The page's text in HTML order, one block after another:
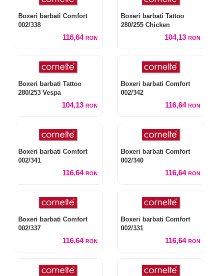
Boxeri barbati Comfort
002/338
116,64 RON
Boxeri barbati Tattoo
280/255 Chicken
104,13 RON
Boxeri barbati Tattoo
280/253 Vespa
104,13 RON
Boxeri barbati Comfort
002/342
116,64 RON
Boxeri barbati Comfort
002/341
116,64 RON
Boxeri barbati Comfort
002/340
116,64 RON
Boxeri barbati Comfort
002/337
116,64 RON
Boxeri barbati Comfort
002/331
116,64 RON